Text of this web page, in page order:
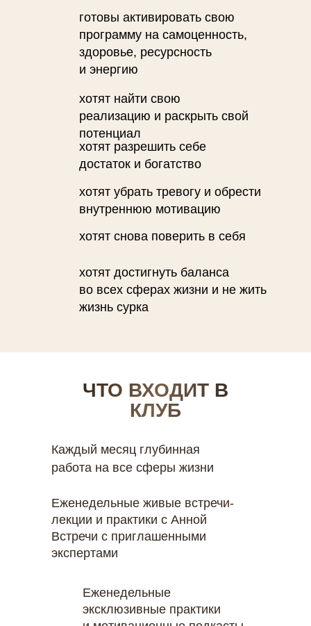
готовы активировать свою
программу на самоценность,
здоровье, ресурсность
и энергию
хотят убрать тревогу и обрести
внутреннюю мотивацию
хотят найти свою
реализацию и раскрыть свой
потенциал
хотят разрешить себе
достаток и богатство
хотят снова поверить в себя
хотят достигнуть баланса
во всех сферах жизни и не жить
жизнь сурка
ЧТО ВХОДИТ В
КЛУБ
Каждый месяц глубинная
работа на все сферы жизни
Еженедельные
эксклюзивные практики
Еженедельные живые встречи-
лекции и практики с Анной
Встречи с приглашенными
экспертами